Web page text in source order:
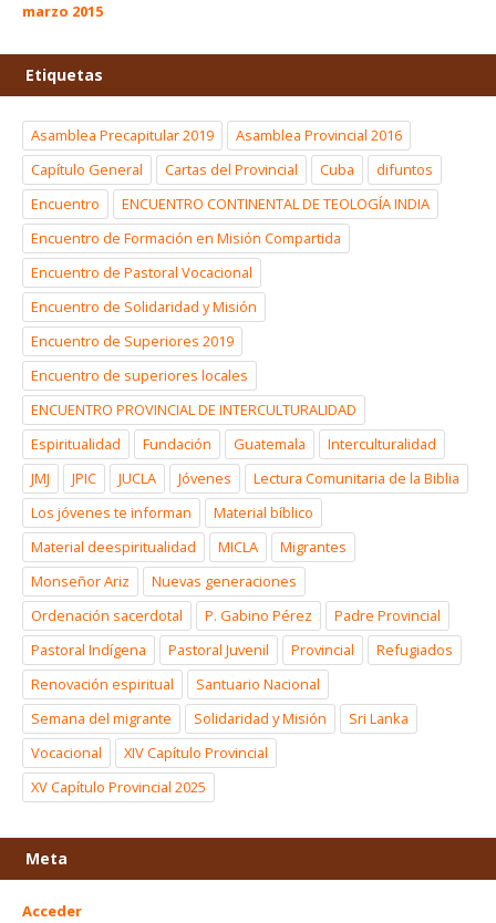
marzo 2015
Etiquetas
Asamblea Precapitular 2019
Asamblea Provincial 2016
Capítulo General
Cartas del Provincial Cuba
difuntos
Encuentro
ENCUENTRO CONTINENTAL DE TEOLOGÍA INDIA
Encuentro de Formación en Misión Compartida
Encuentro de Pastoral Vocacional
Encuentro de Solidaridad y Misión
Encuentro de Superiores 2019
Encuentro de superiores locales
ENCUENTRO PROVINCIAL DE INTERCULTURALIDAD
Espiritualidad
Fundación Guatemala
Interculturalidad
JMJ
JPIC JUCLA Jóvenes
Lectura Comunitaria de la Biblia
Los jóvenes te informan
Material bíblico
Material deespiritualidad
MICLA
Migrantes
Monseñor Ariz
Nuevas generaciones
Ordenación sacerdotal
P. Gabino Pérez
Padre Provincial
Pastoral Indígena
Pastoral Juvenil Provincial
Refugiados
Renovación espiritual
Santuario Nacional
Semana del migrante
Solidaridad y Misión
Sri Lanka
Vocacional
XIV Capítulo Provincial
XV Capítulo Provincial 2025
Meta
Acceder